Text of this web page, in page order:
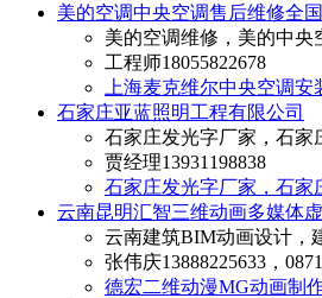
美的空调中央空调售后维修全
美的空调维修，美的中央
工程师18055822678
上海麦克维尔中央空调安
石家庄亚蓝照明工程有限公司
石家庄发光字厂家，石家
贾经理13931198838
石家庄发光字厂家，石家
云南昆明汇智三维动画多媒体
云南建筑BIM动画设计，
张伟庆13888225633，
德宏二维动漫MG动画制